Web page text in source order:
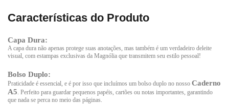
Características do Produto
Capa Dura:
A capa dura não apenas protege suas anotações, mas também é um verdadeiro deleite
visual, com estampas exclusivas da Magnólia que transmitem seu estilo pessoal!
Bolso Duplo:
Praticidade é essencial, e é por isso que incluímos um bolso duplo no nosso Caderno
A5 . Perfeito para guardar pequenos papéis, cartões ou notas importantes, garantindo
que nada se perca no meio das páginas.